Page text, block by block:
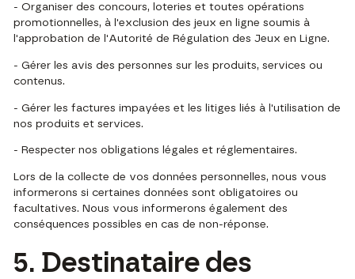
- Organiser des concours, loteries et toutes opérations
promotionnelles, à l'exclusion des jeux en ligne soumis à
l'approbation de l'Autorité de Régulation des Jeux en Ligne.
- Gérer les avis des personnes sur les produits, services ou
contenus.
- Gérer les factures impayées et les litiges liés à l'utilisation de
nos produits et services.
- Respecter nos obligations légales et réglementaires.
Lors de la collecte de vos données personnelles, nous vous
informerons si certaines données sont obligatoires ou
facultatives. Nous vous informerons également des
conséquences possibles en cas de non-réponse.
5. Destinataire des